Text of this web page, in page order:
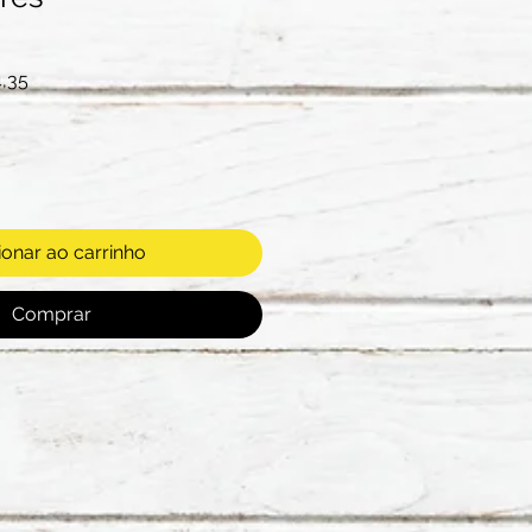
Preço
promocional
ao carrinho
Comprar